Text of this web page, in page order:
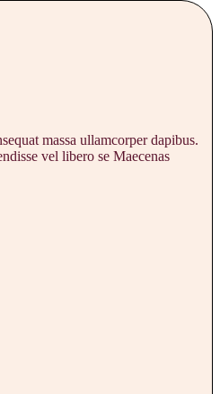
massa ullamcorper dapibus.
vel libero se Maecenas